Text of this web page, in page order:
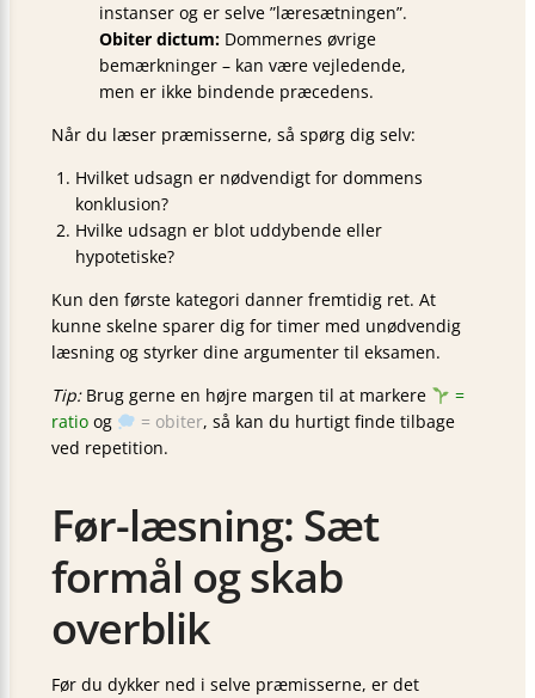
instanser og er selve ”læresætningen”.
Obiter dictum: Dommernes øvrige
bemærkninger – kan være vejledende,
men er ikke bindende præcedens.
Når du læser præmisserne, så spørg dig selv:
Hvilket udsagn er nødvendigt for dommens
konklusion?
Hvilke udsagn er blot uddybende eller
hypotetiske?
Kun den første kategori danner fremtidig ret. At
kunne skelne sparer dig for timer med unødvendig
læsning og styrker dine argumenter til eksamen.
Tip:Brug gerne en højre margen til at markere
=
ratio og = obiter, så kan du hurtigt finde tilbage
ved repetition.
Før-læsning: Sæt
formål og skab
overblik
Før du dykker ned i selve præmisserne, er det